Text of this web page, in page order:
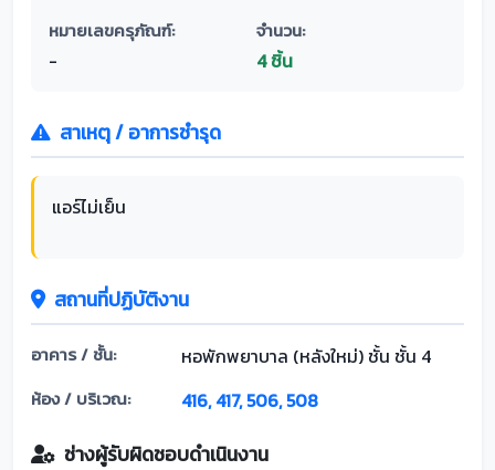
หมายเลขครุภัณฑ์:
-
จำนวน:
4 ชิ้น
สาเหตุ / อาการชำรุด
แอร์ไม่เย็น
สถานที่ปฏิบัติงาน
อาคาร / ชั้น: หอพักพยาบาล (หลังใหม่) ชั้น ชั้น 4
ห้อง / บริเวณ: 416, 417, 506, 508
ช่างผู้รับผิดชอบดำเนินงาน